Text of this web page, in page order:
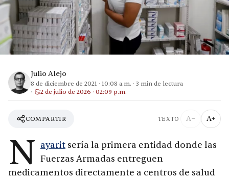
Julio Alejo
8 de diciembre de 2021 · 10:08 a.m. · 3 min de lectura
2 de julio de 2026 · 02:09 p.m.
COMPARTIR TEXTO A− A+
N ayaritsería la primera entidad donde las
Fuerzas Armadas entreguen
medicamentos directamente a centros de salud